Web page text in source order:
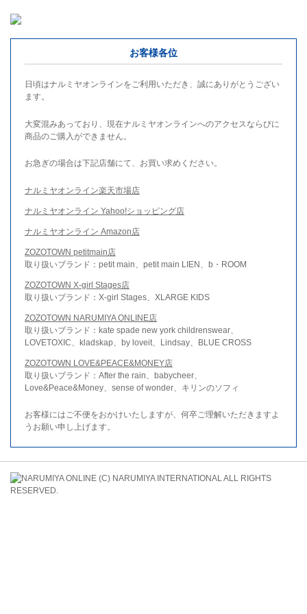
お客様各位
日頃はナルミヤオンラインをご利用いただき、誠にありがとうござい
ます。
大変混みあっており、現在ナルミヤオンラインへのアクセスならびに
商品のご購入ができません。
お急ぎの場合は下記店舗にて、お買い求めください。
ナルミヤオンライン楽天市場店
ナルミヤオンライン Yahoo!ショッピング店
ナルミヤオンライン Amazon店
ZOZOTOWN petitmain店
取り扱いブランド：petit main、petit main LIEN、b・ROOM
ZOZOTOWN X-girl Stages店
取り扱いブランド：X-girl Stages、XLARGE KIDS
ZOZOTOWN NARUMIYA ONLINE店
取り扱いブランド：kate spade new york childrenswear、
LOVETOXIC、kladskap、by loveit、Lindsay、BLUE CROSS
ZOZOTOWN LOVE&PEACE&MONEY店
取り扱いブランド：After the rain、babycheer、
Love&Peace&Money、sense of wonder、キリンのソフィ
お客様にはご不便をおかけいたしますが、何卒ご理解いただきますよ
うお願い申し上げます。